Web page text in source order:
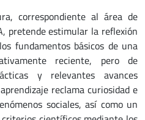
correspondiente al área de
pretende estimular la reflexión
fundamentos básicos de una
reciente, pero de
y relevantes avances
reclama curiosidad e
sociales, así como un